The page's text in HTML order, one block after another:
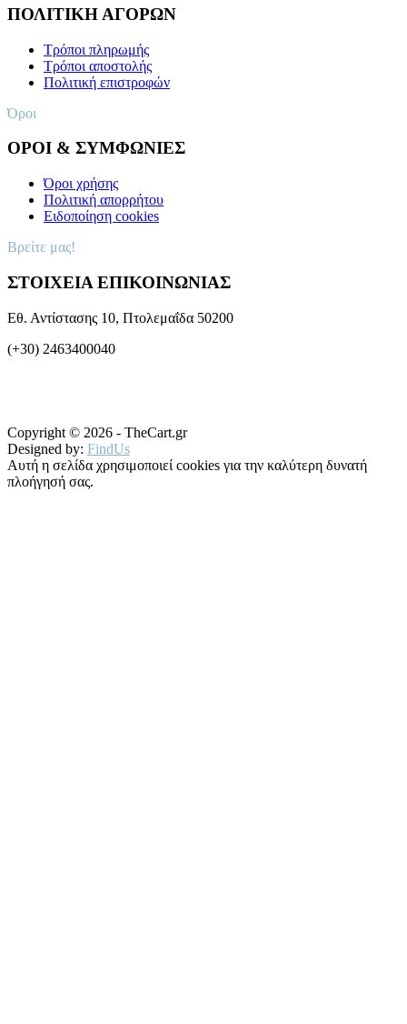
ΠΟΛΙΤΙΚΗ ΑΓΟΡΩΝ
Τρόποι πληρωμής
Τρόποι αποστολής
Πολιτική επιστροφών
Όροι
ΟΡΟΙ & ΣΥΜΦΩΝΙΕΣ
Όροι χρήσης
Πολιτική απορρήτου
Ειδοποίηση cookies
Βρείτε μας!
ΣΤΟΙΧΕΙΑ ΕΠΙΚΟΙΝΩΝΙΑΣ
Εθ. Αντίστασης 10, Πτολεμαΐδα 50200
(+30) 2463400040
Copyright © 2026 - TheCart.gr
Designed by: FindUs
Αυτή η σελίδα χρησιμοποιεί cookies για την καλύτερη δυνατή
πλοήγησή σας.